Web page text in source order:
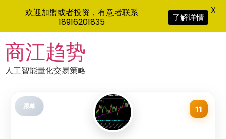
to
content
商江趋势
人工智能量化交易策略
跟单 11
欢迎加盟或者投资，有意者联系
18916201835
了解详情
X